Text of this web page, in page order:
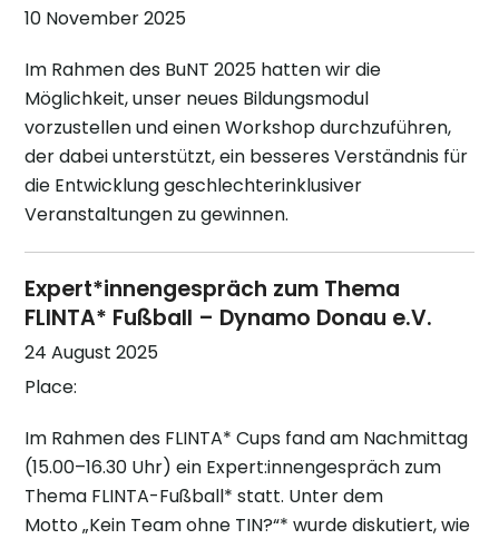
10 November 2025
Im Rahmen des BuNT 2025 hatten wir die
Möglichkeit, unser neues Bildungsmodul
vorzustellen und einen Workshop durchzuführen,
der dabei unterstützt, ein besseres Verständnis für
die Entwicklung geschlechterinklusiver
Veranstaltungen zu gewinnen.
Expert*innengespräch zum Thema
FLINTA* Fußball – Dynamo Donau e.V.
24 August 2025
Place:
Im Rahmen des FLINTA* Cups fand am Nachmittag
(15.00–16.30 Uhr) ein Expert:innengespräch zum
Thema FLINTA-Fußball* statt. Unter dem
Motto „Kein Team ohne TIN?“* wurde diskutiert, wie